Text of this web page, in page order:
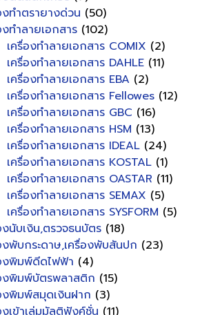
งทำตรายางด่วน (50)
งทำลายเอกสาร (102)
เครื่องทำลายเอกสาร COMIX (2)
เครื่องทำลายเอกสาร DAHLE (11)
เครื่องทำลายเอกสาร EBA (2)
เครื่องทำลายเอกสาร Fellowes (12)
เครื่องทำลายเอกสาร GBC (16)
เครื่องทำลายเอกสาร HSM (13)
เครื่องทำลายเอกสาร IDEAL (24)
เครื่องทำลายเอกสาร KOSTAL (1)
เครื่องทำลายเอกสาร OASTAR (11)
เครื่องทำลายเอกสาร SEMAX (5)
เครื่องทำลายเอกสาร SYSFORM (5)
งนับเงิน,ตรวจธนบัตร (18)
งพับกระดาษ,เครื่องพับสันปก (23)
งพิมพ์ดีดไฟฟ้า (4)
งพิมพ์บัตรพลาสติก (15)
งพิมพ์สมุดเงินฝาก (3)
งเข้าเล่มมัลติฟังค์ชั่น (11)